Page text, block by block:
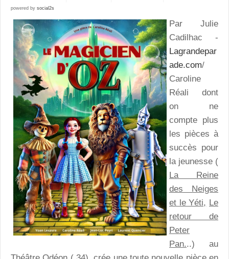
powered by social2s
Par Julie
Cadilhac -
Lagrandepar
ade.com/
Caroline
Réali dont
on ne
compte plus
les pièces à
succès pour
la jeunesse (
La Reine
des Neiges
et le Yéti, Le
retour de
Peter
Pan...) au